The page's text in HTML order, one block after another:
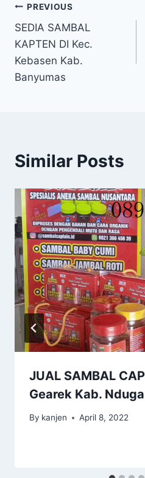
PREVIOUS
SEDIA SAMBAL
KAPTEN DI Kec.
Kebasen Kab.
Banyumas
Similar Posts
JUAL SAMBAL
Gearek Kab. Nduga
By kanjen April 8, 2022